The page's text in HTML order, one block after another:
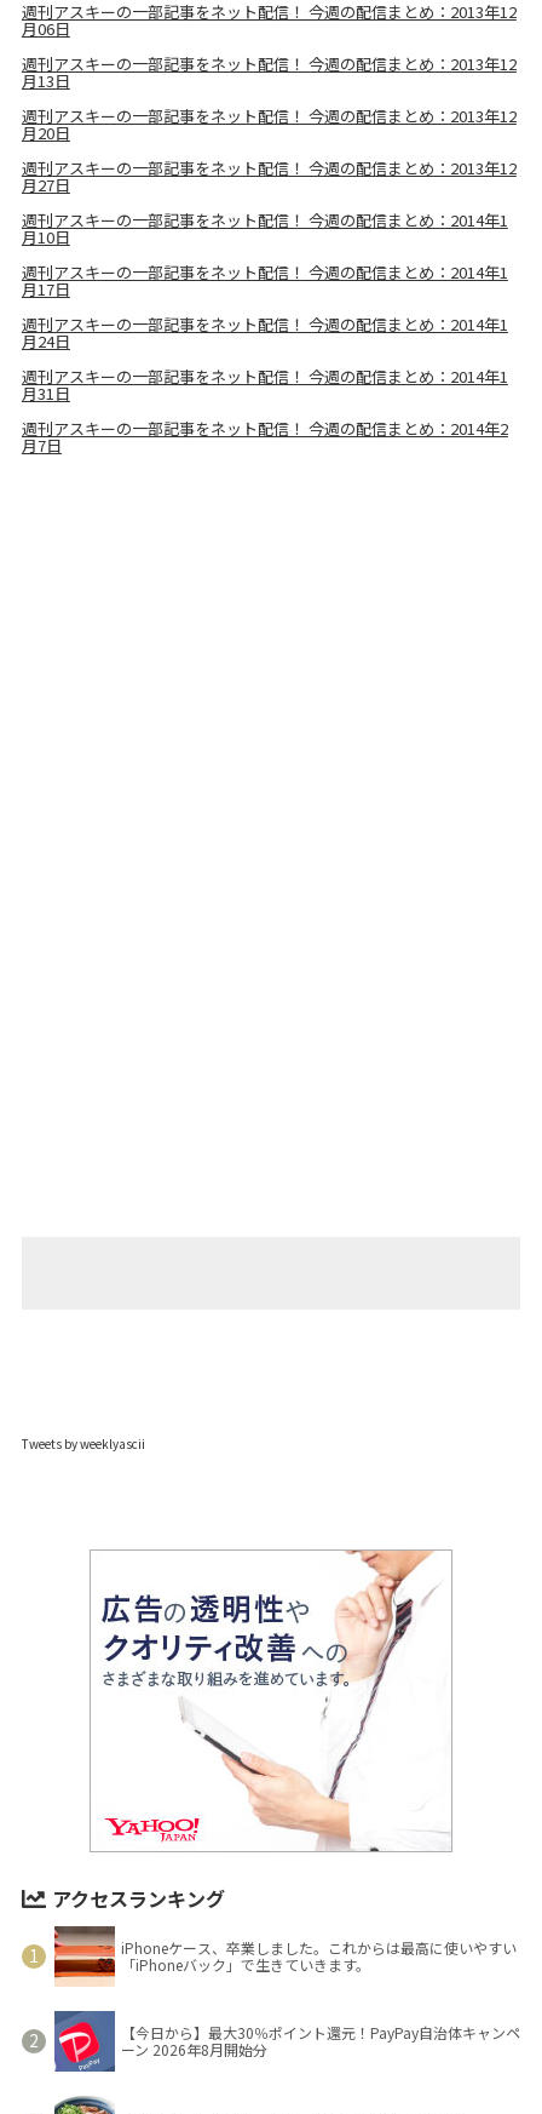
週刊アスキーの一部記事をネット配信！ 今週の配信まとめ：2013年12
月06日
週刊アスキーの一部記事をネット配信！ 今週の配信まとめ：2013年12
月13日
週刊アスキーの一部記事をネット配信！ 今週の配信まとめ：2013年12
月20日
週刊アスキーの一部記事をネット配信！ 今週の配信まとめ：2013年12
月27日
週刊アスキーの一部記事をネット配信！ 今週の配信まとめ：2014年1
月10日
週刊アスキーの一部記事をネット配信！ 今週の配信まとめ：2014年1
月17日
週刊アスキーの一部記事をネット配信！ 今週の配信まとめ：2014年1
月24日
週刊アスキーの一部記事をネット配信！ 今週の配信まとめ：2014年1
月31日
週刊アスキーの一部記事をネット配信！ 今週の配信まとめ：2014年2
月7日
Tweets by weeklyascii
アクセスランキング
iPhoneケース、卒業しました。これからは最高に使いやすい
「iPhoneバック」で生きていきます。
【今日から】最大30％ポイント還元！PayPay自治体キャンペ
ーン 2026年8月開始分